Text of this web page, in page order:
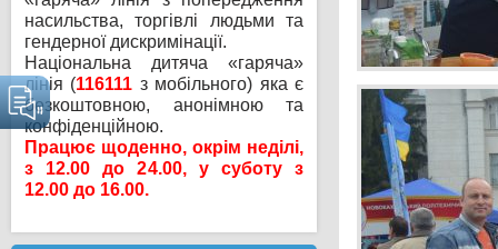
насильства, торгівлі людьми та
гендерної дискримінації.
Національна дитяча «гаряча»
лінія (116111 з мобільного) яка є
безкоштовною, анонімною та
конфіденційною.
Працює щоденно, окрім неділі,
з 12.00 до 24.00, у суботу з
12.00 до 16.00.